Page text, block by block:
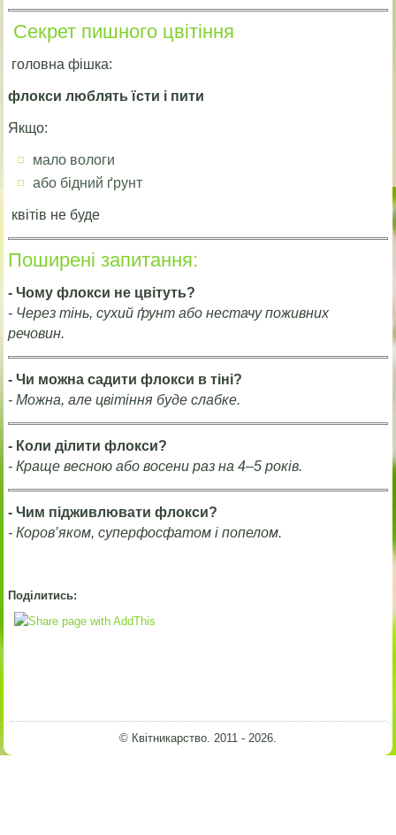
Секрет пишного цвітіння
головна фішка:
флокси люблять їсти і пити
Якщо:
мало вологи
або бідний ґрунт
квітів не буде
Поширені запитання:
- Чому флокси не цвітуть?
- Через тінь, сухий ґрунт або нестачу поживних
речовин.
- Чи можна садити флокси в тіні?
- Можна, але цвітіння буде слабке.
- Коли ділити флокси?
- Краще весною або восени раз на 4–5 років.
- Чим підживлювати флокси?
- Коров’яком, суперфосфатом і попелом.
Поділитись:
© Квітникарство. 2011 - 2026.